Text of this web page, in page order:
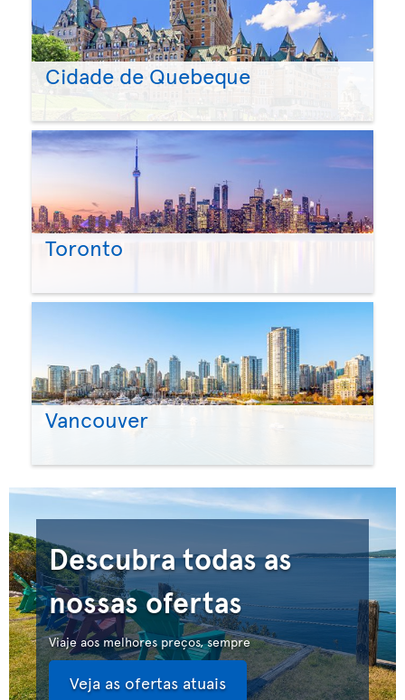
Cidade de Quebeque
Toronto
Vancouver
Descubra todas as
nossas ofertas
Viaje aos melhores preços, sempre
Veja as ofertas atuais